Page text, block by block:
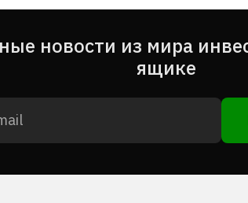
новости из мира
ящике